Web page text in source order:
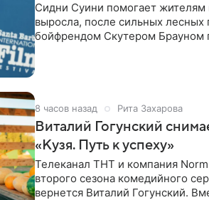
Сидни Суини помогает жителям
выросла, после сильных
бойфрендом Скутером Брауном
8 часов назад Рита Захарова
Виталий Гогунский
«Кузя. Путь к успеху»
Телеканал ТНТ и компания
второго сезона комедийного
вернется Виталий Гогунский.